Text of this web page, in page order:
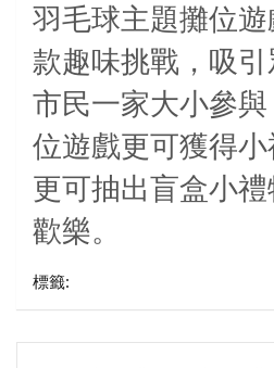
羽毛球主題攤位
款趣味挑戰，吸
市民一家大小參
位遊戲更可獲得
更可抽出盲盒小禮
歡樂。
標籤: